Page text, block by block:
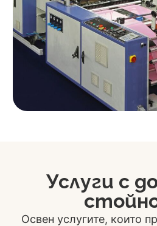
Услуги с
Освен услугите, които